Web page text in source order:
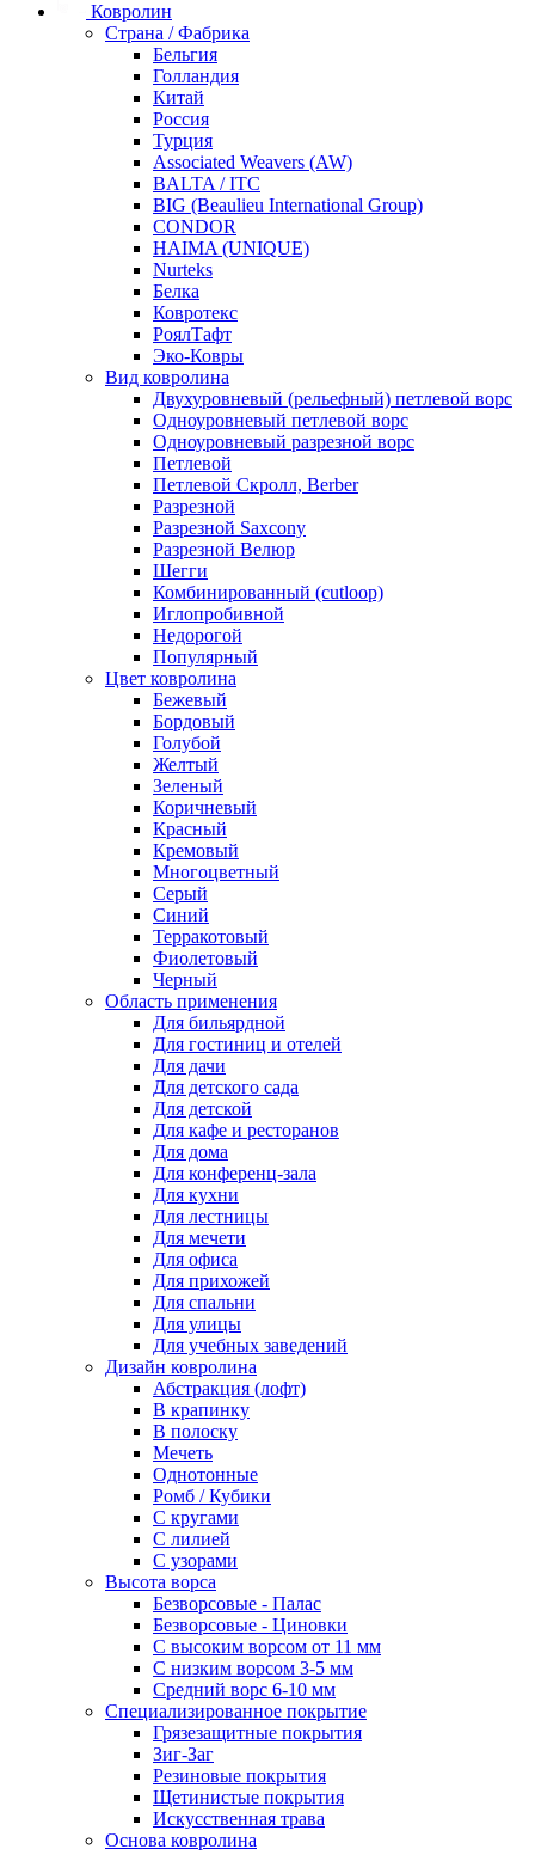
Ковролин
Страна / Фабрика
Бельгия
Голландия
Китай
Россия
Турция
Associated Weavers (AW)
BALTA / ITC
BIG (Beaulieu International Group)
CONDOR
HAIMA (UNIQUE)
Nurteks
Белка
Ковротекс
РоялТафт
Эко-Ковры
Вид ковролина
Двухуровневый (рельефный) петлевой ворс
Одноуровневый петлевой ворс
Одноуровневый разрезной ворс
Петлевой
Петлевой Скролл, Berber
Разрезной
Разрезной Saxcony
Разрезной Велюр
Шегги
Комбинированный (cutloop)
Иглопробивной
Недорогой
Популярный
Цвет ковролина
Бежевый
Бордовый
Голубой
Желтый
Зеленый
Коричневый
Красный
Кремовый
Многоцветный
Серый
Синий
Терракотовый
Фиолетовый
Черный
Область применения
Для бильярдной
Для гостиниц и отелей
Для дачи
Для детского сада
Для детской
Для кафе и ресторанов
Для дома
Для конференц-зала
Для кухни
Для лестницы
Для мечети
Для офиса
Для прихожей
Для спальни
Для улицы
Для учебных заведений
Дизайн ковролина
Абстракция (лофт)
В крапинку
В полоску
Мечеть
Однотонные
Ромб / Кубики
С кругами
С лилией
С узорами
Высота ворса
Безворсовые - Палас
Безворсовые - Циновки
С высоким ворсом от 11 мм
С низким ворсом 3-5 мм
Средний ворс 6-10 мм
Специализированное покрытие
Грязезащитные покрытия
Зиг-Заг
Резиновые покрытия
Щетинистые покрытия
Искусственная трава
Основа ковролина